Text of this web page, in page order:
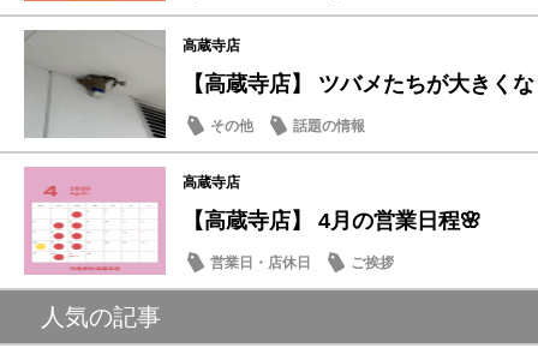
高蔵寺店
【高蔵寺店】 ツバメたちが大きく
その他 話題の情報
高蔵寺店
【高蔵寺店】 4月の営業日程🌸
営業日・店休日 ご挨拶
人気の記事